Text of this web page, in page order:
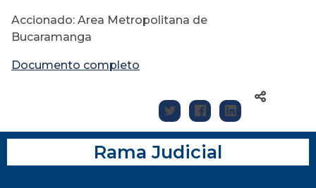
Accionado: Area Metropolitana de
Bucaramanga
Documento completo
Rama Judicial